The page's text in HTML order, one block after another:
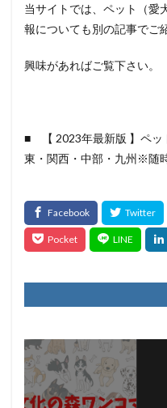
当サイトでは、ペット（愛
報についても別の記事でご
興味があればご覧下さい。
■ 【 2023年最新版 】ペッ
東・関西・中部・九州※随